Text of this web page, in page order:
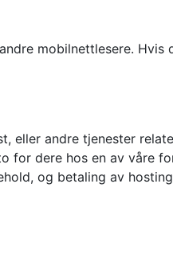
mobilnettlesere. Hvis
eller andre tjenester
for dere hos en av våre
og betaling av